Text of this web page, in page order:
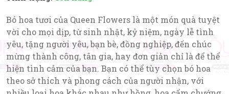
Bó hoa tươi của Queen Flowers là một món quà tuyệt
vời cho mọi dịp, từ sinh nhật, kỷ niệm, ngày lễ tình
yêu, tặng người yêu, bạn bè, đồng nghiệp, đến chúc
mừng thành công, tân gia, hay đơn giản chỉ là để thể
hiện tình cảm của bạn. Bạn có thể tùy chọn bó hoa
theo sở thích và phong cách của người nhận, với